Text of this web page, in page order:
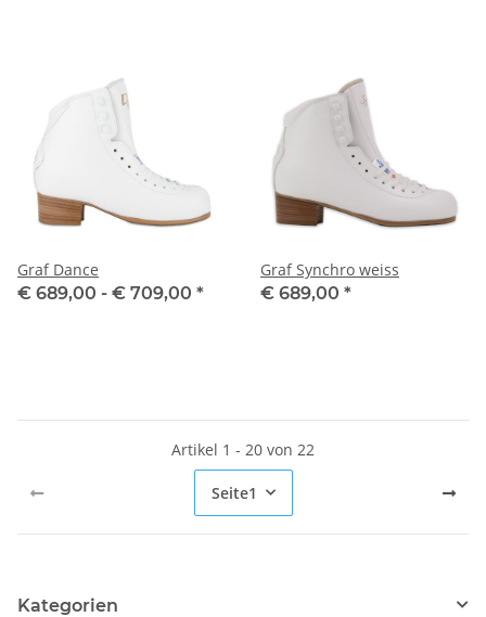
Graf Dance
€ 689,00 - € 709,00 *
Graf Synchro weiss
€ 689,00 *
Artikel 1 - 20 von 22
Seite1
Kategorien